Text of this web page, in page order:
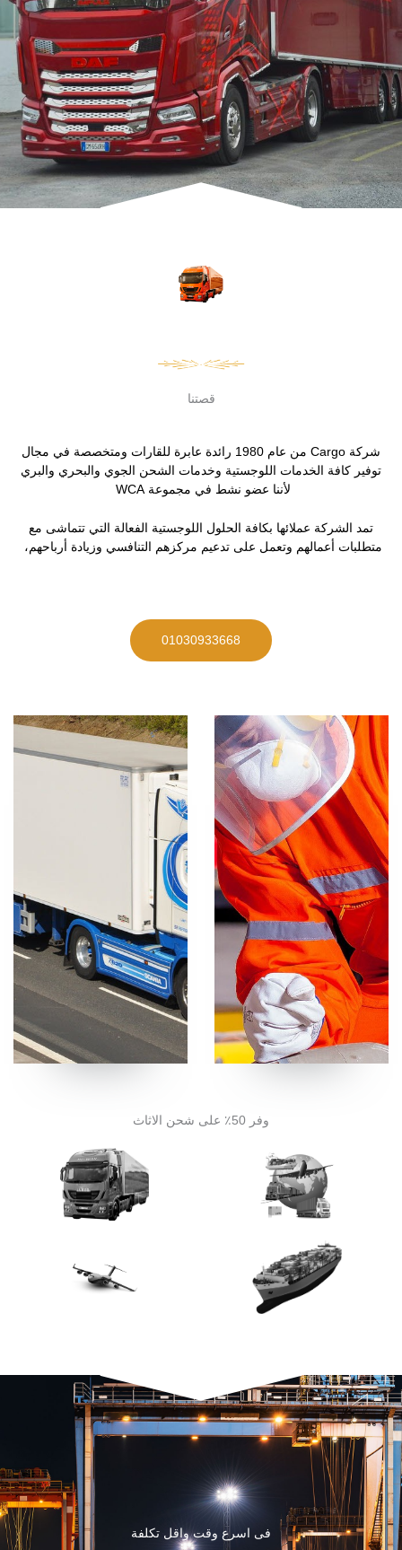
قصتنا
شركة Cargo من عام 1980 رائدة عابرة للقارات ومتخصصة في مجال
توفير كافة الخدمات اللوجستية وخدمات الشحن الجوي والبحري والبري
لأننا عضو نشط في مجموعة WCA
تمد الشركة عملائها بكافة الحلول اللوجستية الفعالة التي تتماشى مع
متطلبات أعمالهم وتعمل على تدعيم مركزهم التنافسي وزيادة أرباحهم،
01030933668
وفر 50٪ على شحن الاثاث
فى اسرع وقت واقل تكلفة